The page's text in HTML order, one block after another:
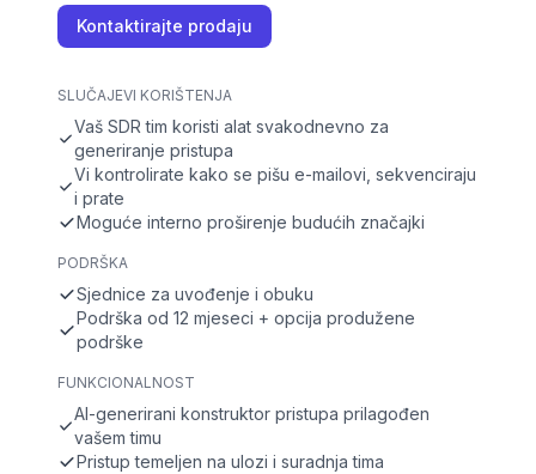
Kontaktirajte prodaju
SLUČAJEVI KORIŠTENJA
Vaš SDR tim koristi alat svakodnevno za
generiranje pristupa
Vi kontrolirate kako se pišu e-mailovi, sekvenciraju
i prate
Moguće interno proširenje budućih značajki
PODRŠKA
Sjednice za uvođenje i obuku
Podrška od 12 mjeseci + opcija produžene
podrške
FUNKCIONALNOST
AI-generirani konstruktor pristupa prilagođen
vašem timu
Pristup temeljen na ulozi i suradnja tima